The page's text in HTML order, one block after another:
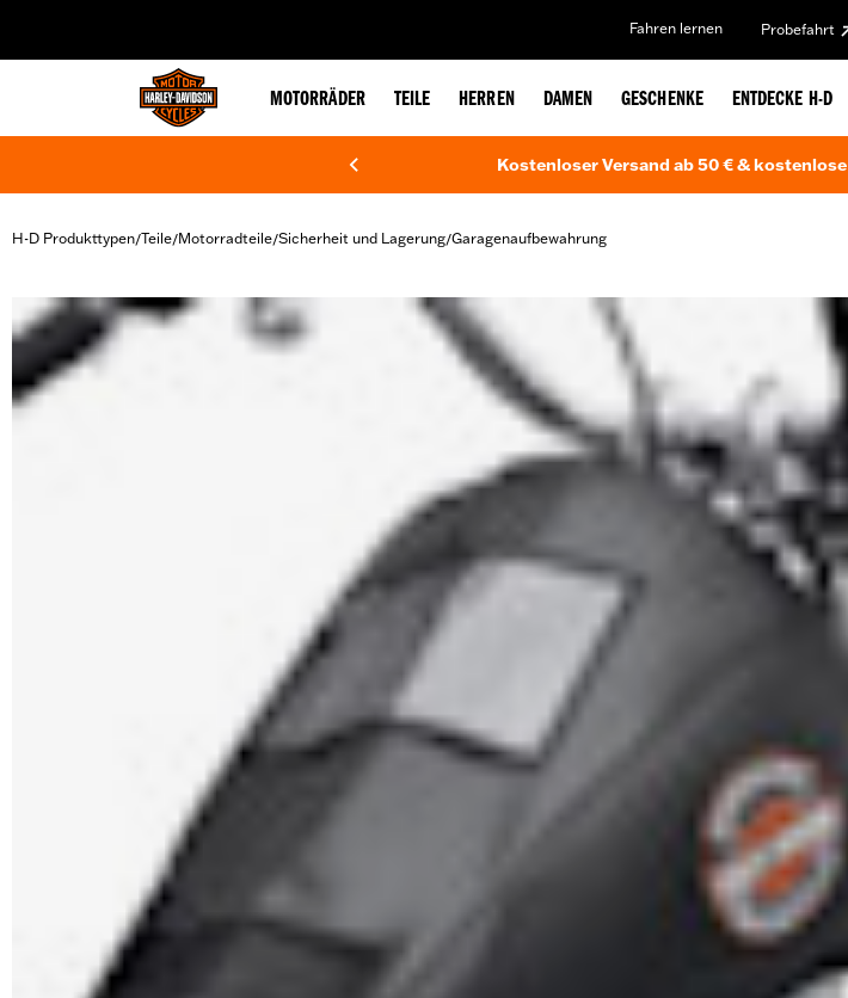
Fahren lernen Probefahrt
MOTORRÄDER TEILE HERREN DAMEN GESCHENKE ENTDECKE H-D
Kostenloser Versand ab 50 € &
H-D Produkttypen/Teile/Motorradteile/Sicherheit und Lagerung/Garagenaufbewahrung